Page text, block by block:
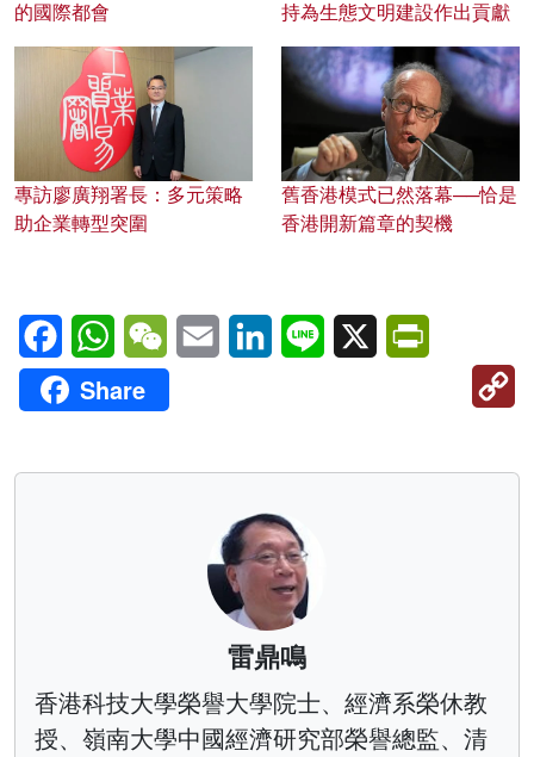
的國際都會
持為生態文明建設作出貢獻
專訪廖廣翔署長：多元策略
助企業轉型突圍
舊香港模式已然落幕──恰是
香港開新篇章的契機
FacebookWhatsAppWeChatEmail LinkedInLine X
Share
雷鼎鳴
香港科技大學榮譽大學院士、經濟系榮休教
授、嶺南大學中國經濟研究部榮譽總監、清